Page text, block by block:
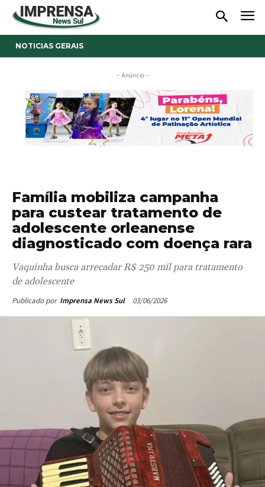
NOTICIAS GERAIS
- Anúncio -
Família mobiliza campanha
para custear tratamento de
adolescente orleanense
diagnosticado com doença rara
Vaquinha busca arrecadar R$ 250 mil para tratamento
de adolescente
Publicado por Imprensa News Sul 03/06/2026